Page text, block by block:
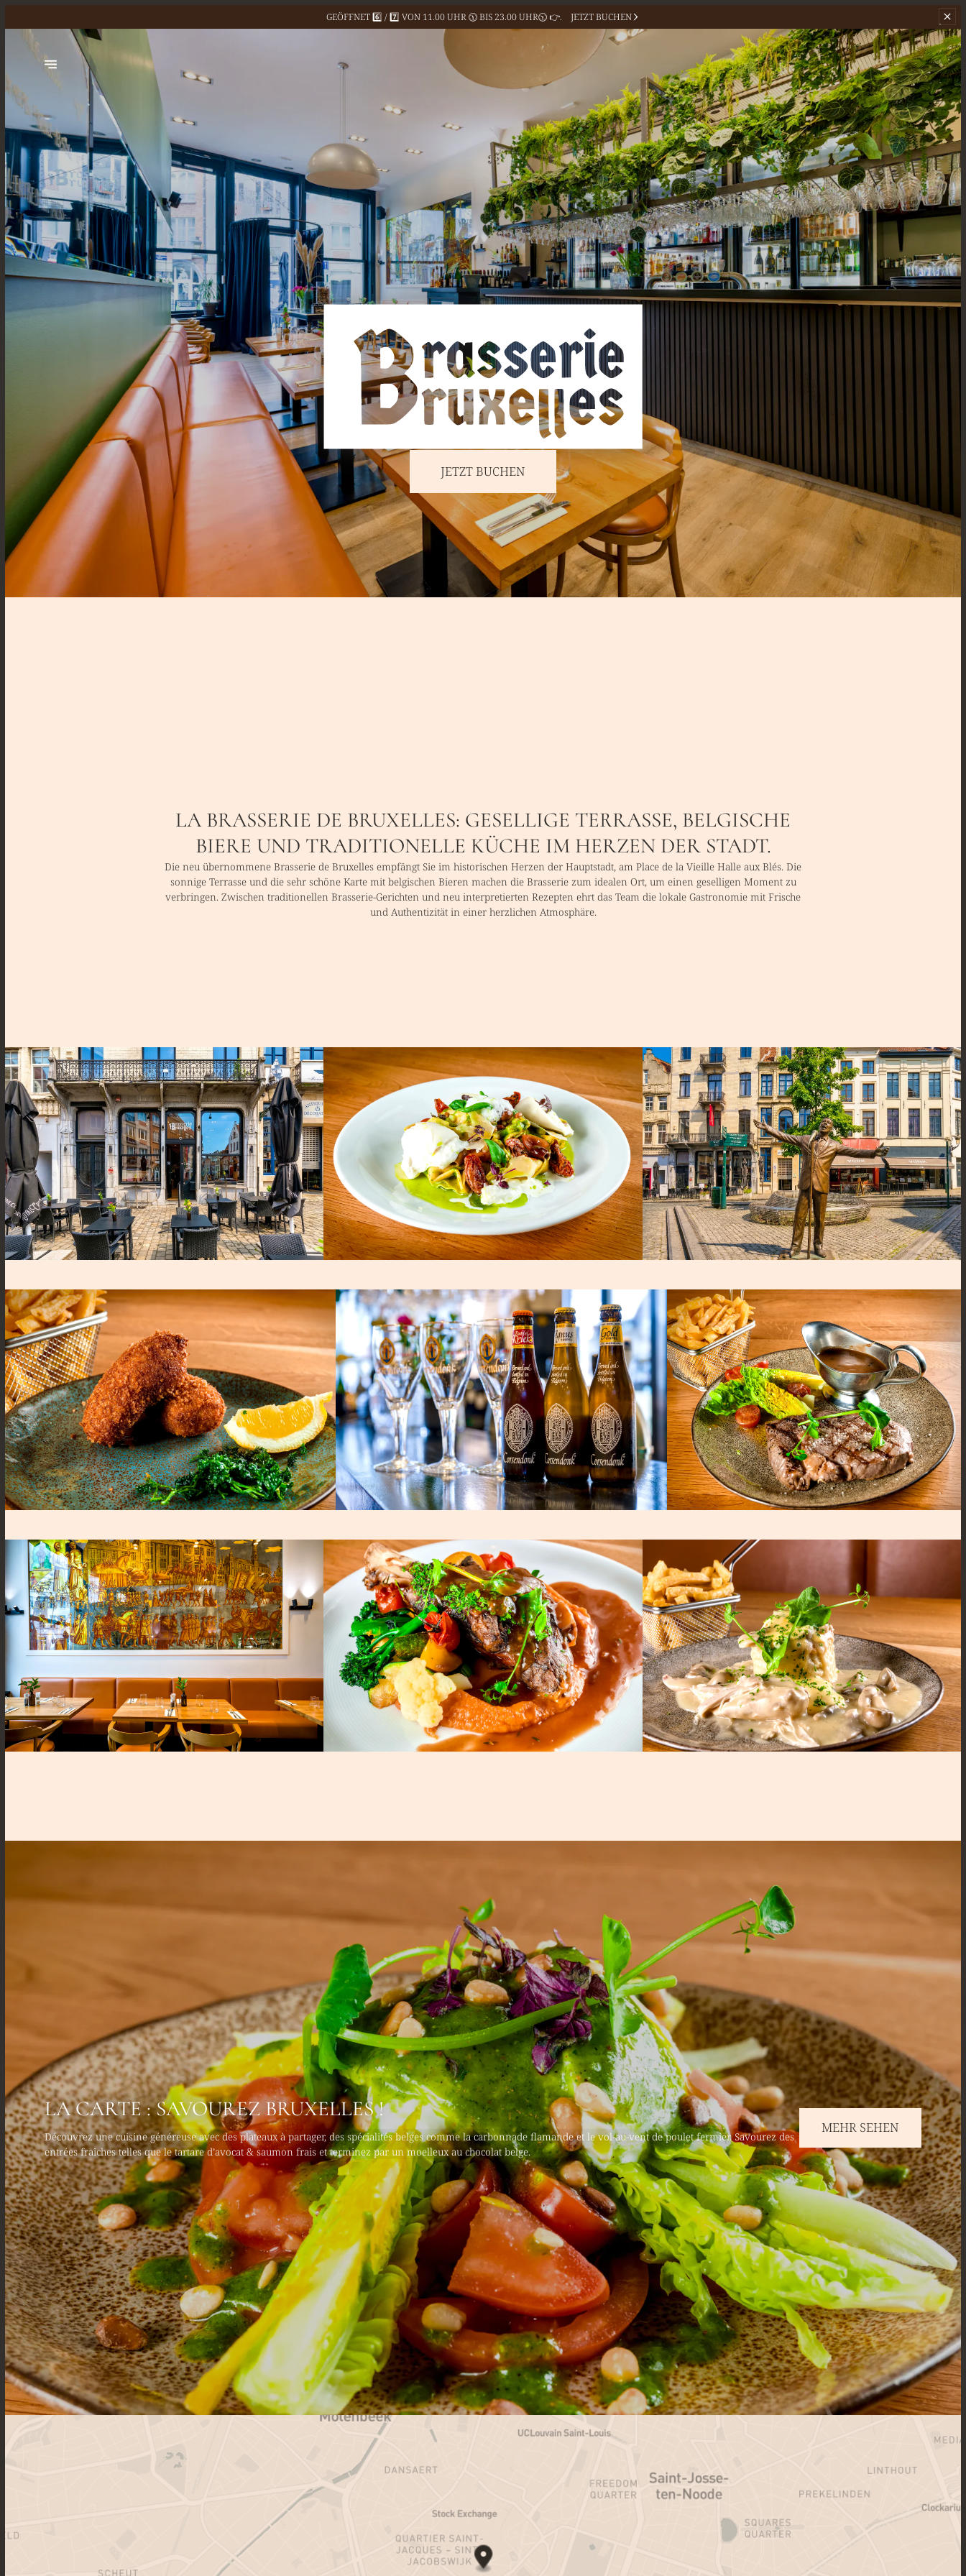
GEÖFFNET 6️⃣ / 7️⃣ VON 11.00 UHR🕦 BIS 23.00 UHR🕥 👉. JETZT BUCHEN
JETZT BUCHEN
LA BRASSERIE DE BRUXELLES: GESELLIGE TERRASSE, BELGISCHE
BIERE UND TRADITIONELLE KÜCHE IM HERZEN DER STADT.
Die neu übernommene Brasserie de Bruxelles empfängt Sie im historischen Herzen der Hauptstadt, am Place de la Vieille Halle aux Blés. Die
sonnige Terrasse und die sehr schöne Karte mit belgischen Bieren machen die Brasserie zum idealen Ort, um einen geselligen Moment zu
verbringen. Zwischen traditionellen Brasserie-Gerichten und neu interpretierten Rezepten ehrt das Team die lokale Gastronomie mit Frische
und Authentizität in einer herzlichen Atmosphäre.
LA CARTE : SAVOUREZ BRUXELLES !
Découvrez une cuisine généreuse avec des plateaux à partager, des spécialités belges comme la carbonnade flamande et le vol-au-vent de poulet fermier. Savourez des
entrées fraîches telles que le tartare d’avocat & saumon frais et terminez par un moelleux au chocolat belge.
MEHR SEHEN